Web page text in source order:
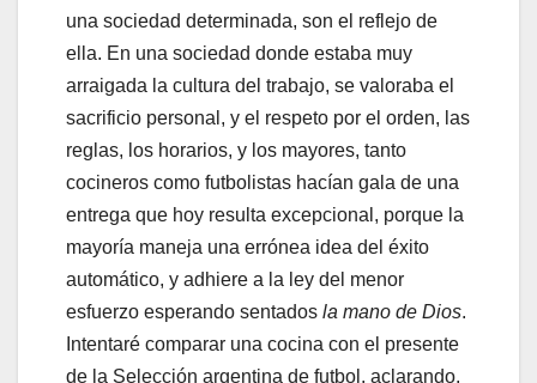
una sociedad determinada, son el reflejo de
ella. En una sociedad donde estaba muy
arraigada la cultura del trabajo, se valoraba el
sacrificio personal, y el respeto por el orden, las
reglas, los horarios, y los mayores, tanto
cocineros como futbolistas hacían gala de una
entrega que hoy resulta excepcional, porque la
mayoría maneja una errónea idea del éxito
automático, y adhiere a la ley del menor
esfuerzo esperando sentados la mano de Dios.
Intentaré comparar una cocina con el presente
de la Selección argentina de futbol, aclarando,